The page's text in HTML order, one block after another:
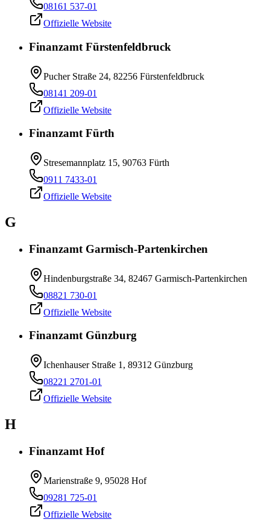
08161 537-01
Offizielle Website
Finanzamt Fürstenfeldbruck
Pucher Straße 24, 82256 Fürstenfeldbruck
08141 209-01
Offizielle Website
Finanzamt Fürth
Stresemannplatz 15, 90763 Fürth
0911 7433-01
Offizielle Website
G
Finanzamt Garmisch-Partenkirchen
Hindenburgstraße 34, 82467 Garmisch-Partenkirchen
08821 730-01
Offizielle Website
Finanzamt Günzburg
Ichenhauser Straße 1, 89312 Günzburg
08221 2701-01
Offizielle Website
H
Finanzamt Hof
Marienstraße 9, 95028 Hof
09281 725-01
Offizielle Website